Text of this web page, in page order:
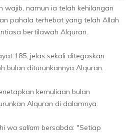
wajib, namun ia telah kehilangan
pahala terhebat yang telah Allah
bertilawah Alquran.
185, jelas sekali ditegaskan
bulan diturunkannya Alquran.
kemuliaan bulan
Alquran di dalamnya.
wa sallam bersabda: "Setiap